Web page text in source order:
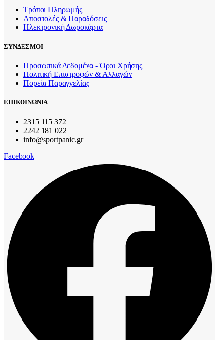
Τρόποι Πληρωμής
Αποστολές & Παραδόσεις
Ηλεκτρονική Δωροκάρτα
ΣΥΝΔΕΣΜΟΙ
Προσωπικά Δεδομένα - Όροι Χρήσης
Πολιτική Επιστροφών & Αλλαγών
Πορεία Παραγγελίας
ΕΠΙΚΟΙΝΩΝΙΑ
2315 115 372
2242 181 022
info@sportpanic.gr
Facebook